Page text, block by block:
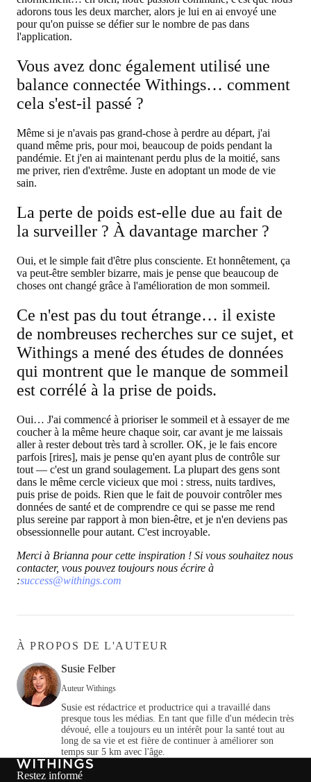
adorons tous les deux marcher, alors je lui en ai envoyé une
pour qu'on puisse se défier sur le nombre de pas dans
l'application.
Vous avez donc également utilisé une
balance connectée Withings… comment
cela s'est-il passé ?
Même si je n'avais pas grand-chose à perdre au départ, j'ai
quand même pris, pour moi, beaucoup de poids pendant la
pandémie. Et j'en ai maintenant perdu plus de la moitié, sans
me priver, rien d'extrême. Juste en adoptant un mode de vie
sain.
La perte de poids est-elle due au fait de
la surveiller ? À davantage marcher ?
Oui, et le simple fait d'être plus consciente. Et honnêtement, ça
va peut-être sembler bizarre, mais je pense que beaucoup de
choses ont changé grâce à l'amélioration de mon sommeil.
Ce n'est pas du tout étrange… il existe
de nombreuses recherches sur ce sujet, et
Withings a mené des études de données
qui montrent que le manque de sommeil
est corrélé à la prise de poids.
Oui… J'ai commencé à prioriser le sommeil et à essayer de me
coucher à la même heure chaque soir, car avant je me laissais
aller à rester debout très tard à scroller. OK, je le fais encore
parfois [rires], mais je pense qu'en ayant plus de contrôle sur
tout — c'est un grand soulagement. La plupart des gens sont
dans le même cercle vicieux que moi : stress, nuits tardives,
puis prise de poids. Rien que le fait de pouvoir contrôler mes
données de santé et de comprendre ce qui se passe me rend
plus sereine par rapport à mon bien-être, et je n'en deviens pas
obsessionnelle pour autant. C'est incroyable.
Merci à Brianna pour cette inspiration ! Si vous souhaitez nous
contacter, vous pouvez toujours nous écrire à
:success@withings.com
À PROPOS DE L'AUTEUR
Susie Felber
Auteur Withings
Susie est rédactrice et productrice qui a travaillé dans
presque tous les médias. En tant que fille d'un médecin très
dévoué, elle a toujours eu un intérêt pour la santé tout au
long de sa vie et est fière de continuer à améliorer son
temps sur 5 km avec l'âge.
Restez informé